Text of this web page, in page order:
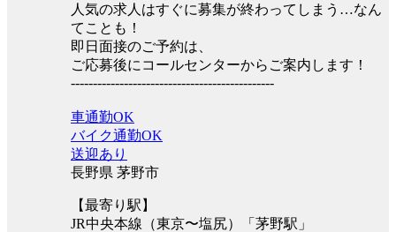
人気の求人はすぐに募集が終わってしまう…なん
てことも！
即日面接のご予約は、
ご応募後にコールセンターからご案内します！
----------------------------------------------
車通勤OK
バイク通勤OK
送迎あり
長野県 茅野市
【最寄り駅】
JR中央本線（東京〜塩尻）「茅野駅」